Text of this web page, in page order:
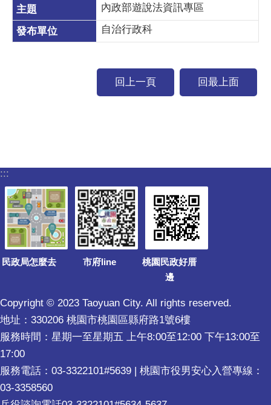
內政部遊說法資訊專區
自治行政科
回上一頁 回最上面
:::
民政局怎麼去 市府line
桃園民政好厝
邊
Copyright © 2023 Taoyuan City. All rights reserved.
地址：330206 桃園市桃園區縣府路1號6樓
服務時間：星期一至星期五 上午8:00至12:00 下午13:00至
17:00
服務電話：03-3322101#5639 | 桃園市役男安心入營專線：
03-3358560